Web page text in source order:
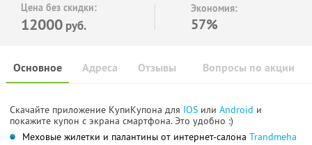
Цена без скидки:
12000 руб.
Экономия:
57%
Основное Отзывы Вопросы по акции
Адреса
Скачайте приложение КупиКупона для IOS или Android и
покажите купон с экрана смартфона. Это удобно :)
Меховые жилетки и палантины от интернет-салона Trandmeha